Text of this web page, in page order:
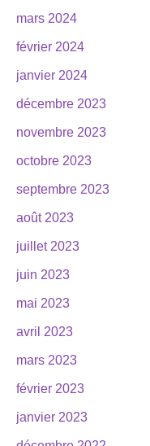
mars 2024
février 2024
janvier 2024
décembre 2023
novembre 2023
octobre 2023
septembre 2023
août 2023
juillet 2023
juin 2023
mai 2023
avril 2023
mars 2023
février 2023
janvier 2023